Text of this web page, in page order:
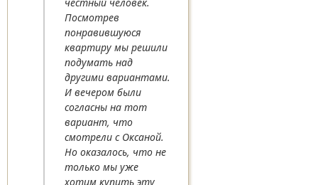
Посмотрев
понравившуюся
квартиру мы решили
подумать над
другими вариантами.
И вечером были
согласны на тот
вариант, что
смотрели с Оксаной.
Но оказалось, что не
только мы уже
хотим купить эту